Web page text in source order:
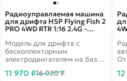
Радиоуправляемая машина
для дрифта HSP Flying Fish 2
PRO 4WD RTR 1:16 2.4G -
Модель для дрифта с
бесколлекторным
электродвигателем на базе
11 970 ₽16 020 ₽